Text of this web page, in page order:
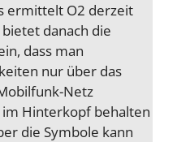
ermittelt O2 derzeit
danach die
dass man
nur über das
Netz
Hinterkopf behalten
die Symbole kann